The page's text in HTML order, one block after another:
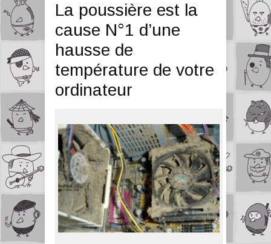
La poussière est la
cause N°1 d’une
hausse de
température de votre
ordinateur